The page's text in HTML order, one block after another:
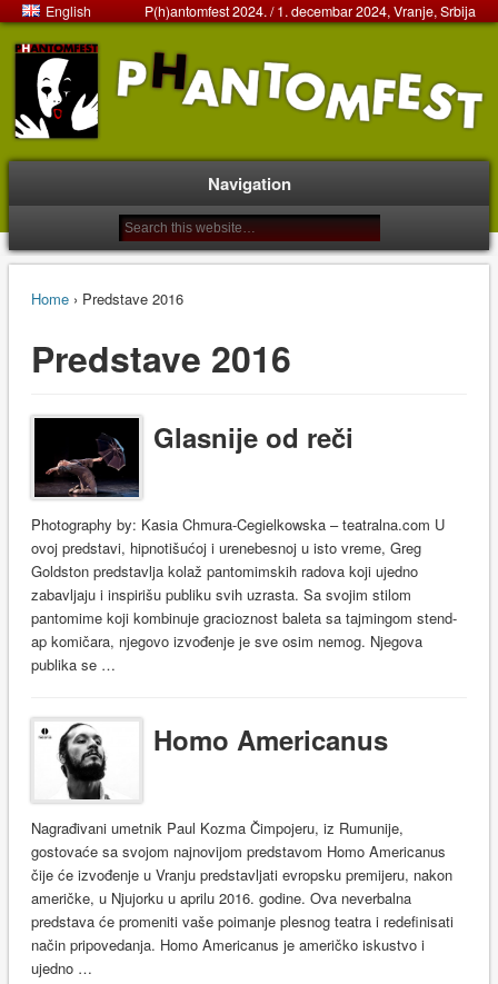
English P(h)antomfest 2024. / 1. decembar 2024, Vranje, Srbija
Navigation
Home› Predstave 2016
Predstave 2016
Glasnije od reči
Photography by: Kasia Chmura-Cegielkowska – teatralna.com U
ovoj predstavi, hipnotišućoj i urenebesnoj u isto vreme, Greg
Goldston predstavlja kolaž pantomimskih radova koji ujedno
zabavljaju i inspirišu publiku svih uzrasta. Sa svojim stilom
pantomime koji kombinuje gracioznost baleta sa tajmingom stend-
ap komičara, njegovo izvođenje je sve osim nemog. Njegova
publika se …
Homo Americanus
Nagrađivani umetnik Paul Kozma Čimpojeru, iz Rumunije,
gostovaće sa svojom najnovijom predstavom Homo Americanus
čije će izvođenje u Vranju predstavljati evropsku premijeru, nakon
američke, u Njujorku u aprilu 2016. godine. Ova neverbalna
predstava će promeniti vaše poimanje plesnog teatra i redefinisati
način pripovedanja. Homo Americanus je američko iskustvo i
ujedno …